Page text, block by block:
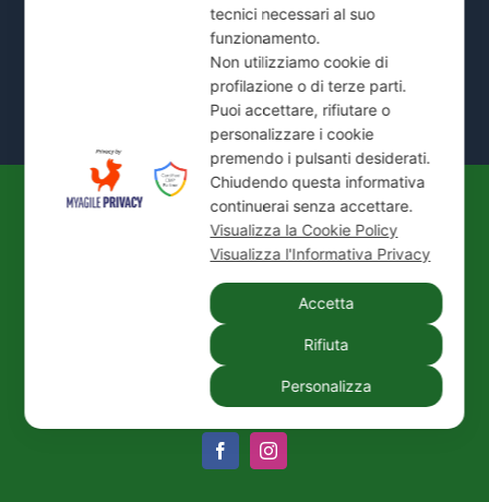
Mostra Tutte le Zone Servite →
IDEAL JET S.N.C. DI PREZIOSO
| P. IVA / C.F.: 02066180965 |
San Giovanni (MI)
+39 02 24416880| PEC:
idealjetsnc@legalmail.it
|
FacebookInstagram
tecnici necessari al suo
funzionamento.
Non utilizziamo cookie di
profilazione o di terze parti.
Puoi accettare, rifiutare o
personalizzare i cookie
premendo i pulsanti desiderati.
Chiudendo questa informativa
continuerai senza accettare.
Visualizza la Cookie Policy
Visualizza l'Informativa Privacy
Accetta
Rifiuta
Personalizza